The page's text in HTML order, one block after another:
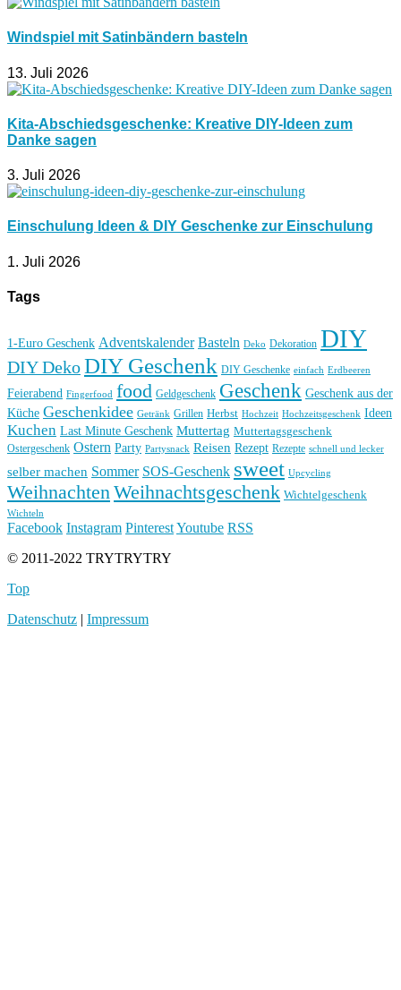
Windspiel mit Satinbändern basteln
13. Juli 2026
Kita-Abschiedsgeschenke: Kreative DIY-Ideen zum
Danke sagen
3. Juli 2026
Einschulung Ideen & DIY Geschenke zur Einschulung
1. Juli 2026
Tags
1-Euro Geschenk Adventskalender Basteln Deko Dekoration DIY
DIY DekoDIY Geschenk DIY Geschenke einfach Erdbeeren
Feierabend Fingerfood food Geldgeschenk Geschenk Geschenk aus der
Küche Geschenkidee Getränk Grillen Herbst Hochzeit Hochzeitsgeschenk Ideen
Kuchen Last Minute Geschenk Muttertag Muttertagsgeschenk
Ostergeschenk Ostern Party Partysnack Reisen Rezept Rezepte schnell und lecker
selber machen Sommer SOS-Geschenk sweet Upcycling
WeihnachtenWeihnachtsgeschenk Wichtelgeschenk
Wichteln
Facebook Instagram PinterestYoutube RSS
© 2011-2022 TRYTRYTRY
Top
Datenschutz | Impressum